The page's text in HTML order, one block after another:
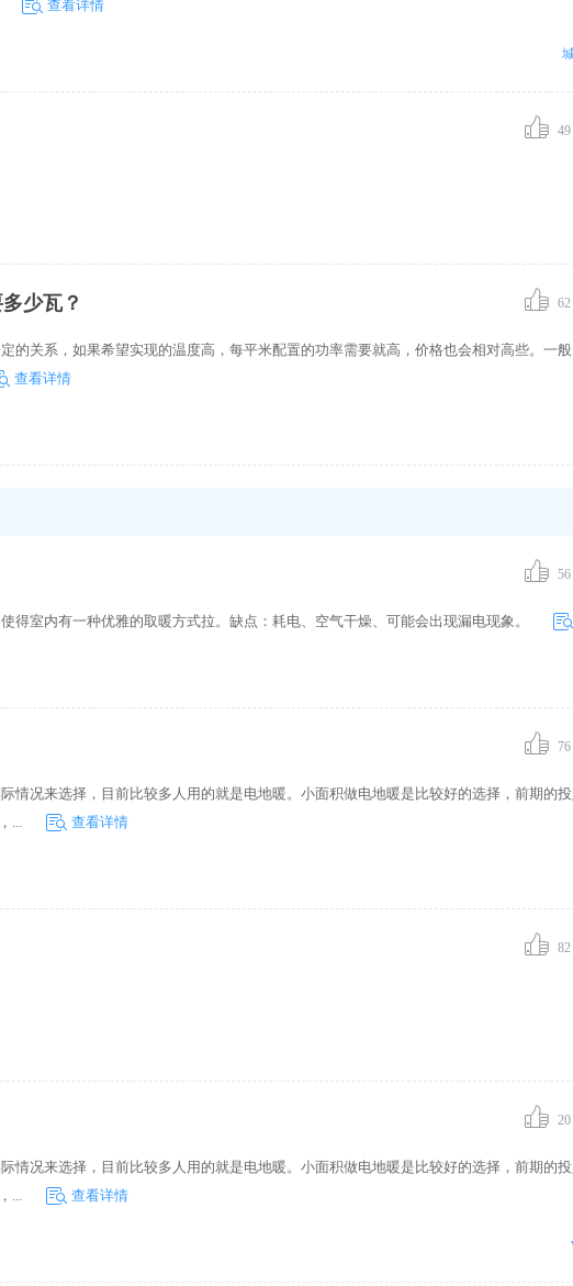
查看详情
49
少瓦？ 62
的关系，如果希望实现的温度高，每平米配置的功率需要就高，价格也会相对高些。一
查看详情
56
得室内有一种优雅的取暖方式拉。缺点：耗电、空气干燥、可能会出现漏电现象。
76
情况来选择，目前比较多人用的就是电地暖。小面积做电地暖是比较好的选择，前期的
...
查看详情
82
20
情况来选择，目前比较多人用的就是电地暖。小面积做电地暖是比较好的选择，前期的
...
查看详情